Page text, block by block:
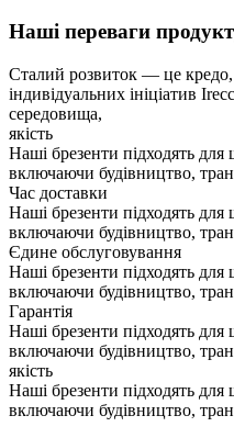
Наші переваги
Сталий розвиток — це кредо,
індивідуальних ініціатив
середовища,
якість
Наші брезенти підходять для
включаючи будівництво,
Час доставки
Наші брезенти підходять для
включаючи будівництво,
Єдине обслуговування
Наші брезенти підходять для
включаючи будівництво,
Гарантія
Наші брезенти підходять для
включаючи будівництво,
якість
Наші брезенти підходять для
включаючи будівництво,